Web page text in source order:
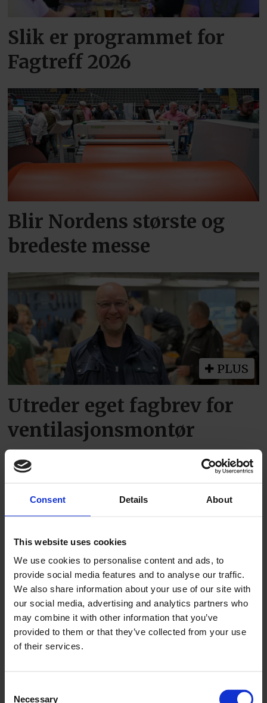
Consent Details About
This website uses cookies
We use cookies to personalise content and ads, to
provide social media features and to analyse our traffic.
We also share information about your use of our site with
our social media, advertising and analytics partners who
may combine it with other information that you’ve
provided to them or that they’ve collected from your use
of their services.
Necessary
Slik er programmet for
Fagtreff 2026
Blir Nordens største og
bredeste messe
PLUS
Utreder eget fagbrev for
ventilasjonsmontør
Så på landsmøtebyen 2027